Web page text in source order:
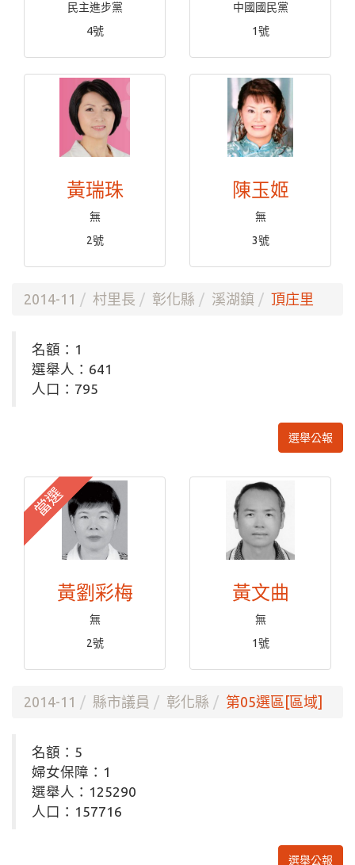
民主進步黨
4號
中國國民黨
1號
黃瑞珠
無
2號
陳玉姬
無
3號
2014-11 村里長 彰化縣 溪湖鎮 頂庄里
名額：1
選舉人：641
人口：795
選舉公報
當選
黃劉彩梅
無
2號
黃文曲
無
1號
2014-11 縣市議員 彰化縣 第05選區[區域]
名額：5
婦女保障：1
選舉人：125290
人口：157716
選舉公報